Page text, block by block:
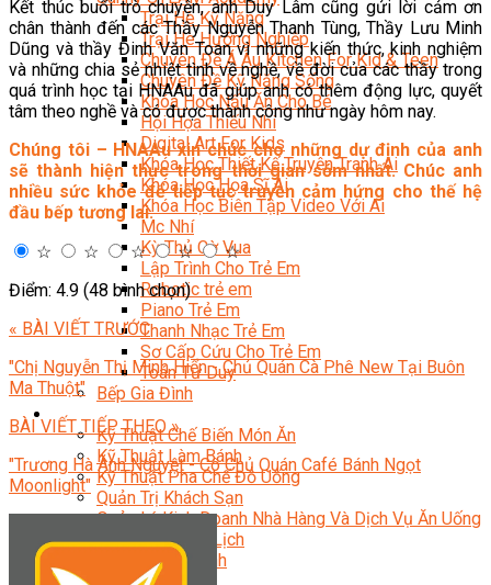
Trại Hè Kỹ Năng
Trại Hè Hướng Nghiệp
Chuyên Đề Á Âu Kitchen For Kid & Teen
Chuyên Đề Kỹ Năng Sống
Khóa Học Nấu Ăn Cho Bé
Hội Họa Thiếu Nhi
Digital Art For Kids
Khóa Học Thiết Kế Truyện Tranh Ai
Khóa Học Họa Sĩ Ai
Khóa Học Biên Tập Video Với Ai
Mc Nhí
Kỳ Thủ Cờ Vua
Lập Trình Cho Trẻ Em
Robotic trẻ em
Piano Trẻ Em
Thanh Nhạc Trẻ Em
Sơ Cấp Cứu Cho Trẻ Em
Toán Tư Duy
Bếp Gia Đình
Trung Cấp CET
Kỹ Thuật Chế Biến Món Ăn
Kỹ Thuật Làm Bánh
Kỹ Thuật Pha Chế Đồ Uống
Quản Trị Khách Sạn
Quản Lý Kinh Doanh Nhà Hàng Và Dịch Vụ Ăn Uống
Hướng Dẫn Du Lịch
Quản Trị Lữ Hành
Kết thúc buổi trò chuyện, anh Duy Lâm cũng gửi lời cảm ơn
chân thành đến các Thầy Nguyễn Thanh Tùng, Thầy Lưu Minh
Dũng và thầy Đinh Văn Toan vì những kiến thức, kinh nghiệm
và những chia sẻ nhiệt tình về nghề, về đời của các thầy trong
quá trình học tại HNAAu đã giúp anh có thêm động lực, quyết
tâm theo nghề và có được thành công như ngày hôm nay.
Chúng tôi – HNAAu xin chúc cho những dự định của anh
sẽ thành hiện thực trong thời gian sớm nhất. Chúc anh
nhiều sức khỏe để tiếp tục truyền cảm hứng cho thế hệ
đầu bếp tương lai.
☆
☆ ☆ ☆
☆
Điểm: 4.9 (48 bình chọn)
« BÀI VIẾT TRƯỚC
"Chị Nguyễn Thị Minh Hiển - Chủ Quán Cà Phê New Tại Buôn
Ma Thuột"
BÀI VIẾT TIẾP THEO »
"Trương Hà Ánh Nguyệt - Cô Chủ Quán Café Bánh Ngọt
Moonlight"